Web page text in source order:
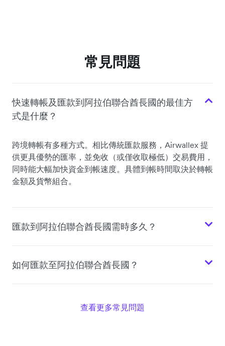
常見問題
快速轉帳及匯款到阿拉伯聯合酋長國的最佳方
式是什麼？
跨境轉帳有多種方式。相比傳統匯款服務，Airwallex 提
供更具優勢的匯率，並免收（或僅收取極低）交易費用，
同時能大幅加快資金到帳速度。具體到帳時間取決於轉帳
金額及貨幣組合。
匯款到阿拉伯聯合酋長國需時多久？
如何匯款至阿拉伯聯合酋長國？
查看更多常見問題